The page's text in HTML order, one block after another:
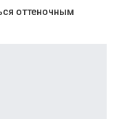
оттеночным